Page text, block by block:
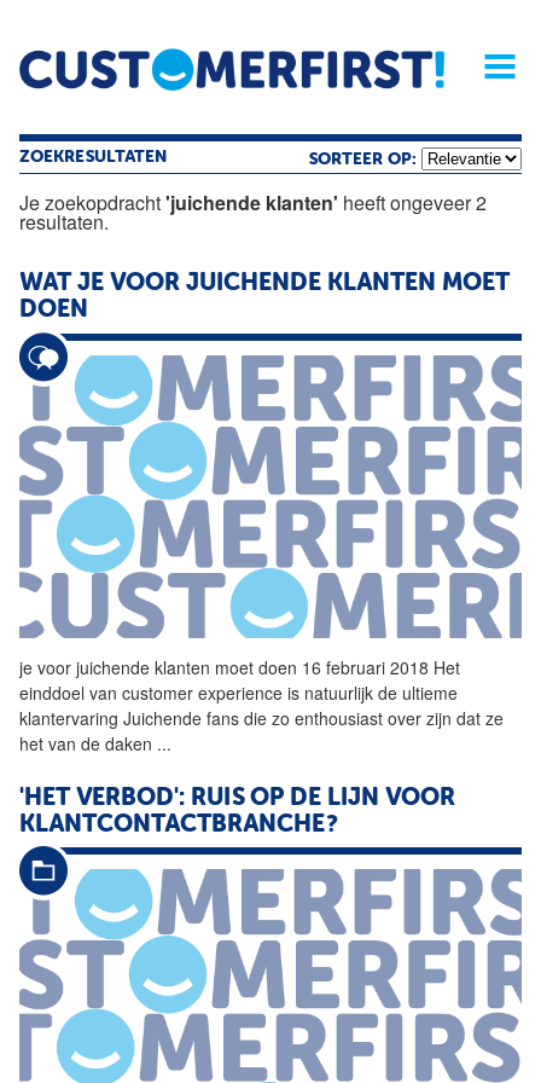
Home Opinie Archief
Magazine
ZOEKRESULTATEN SORTEER OP:
Je zoekopdracht'juichende klanten' heeft ongeveer 2
resultaten.
WAT JE VOOR JUICHENDE KLANTEN MOET
DOEN
je voor juichende klanten moet doen 16 februari 2018 Het
einddoel van customer experience is natuurlijk de ultieme
klantervaring Juichende fans die zo enthousiast over zijn dat ze
het van de daken ...
'HET VERBOD': RUIS OP DE LIJN VOOR
KLANTCONTACTBRANCHE?